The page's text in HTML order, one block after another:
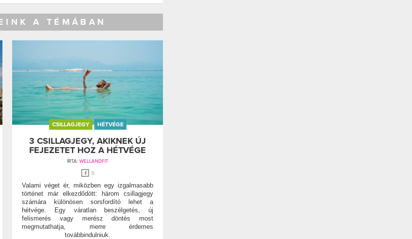
A TÉMÁBAN
CSILLAGJEGY HÉTVÉGE
3 CSILLAGJEGY, AKIKNEK ÚJ
FEJEZETET HOZ A HÉTVÉGE
ÍRTA: WELLANDFIT
0
Valami véget ér, miközben egy izgalmasabb
történet már elkezdődött: három csillagjegy
számára különösen sorsfordító lehet a
hétvége. Egy váratlan beszélgetés, új
felismerés vagy merész döntés most
megmutathatja, merre érdemes
továbbindulniuk.